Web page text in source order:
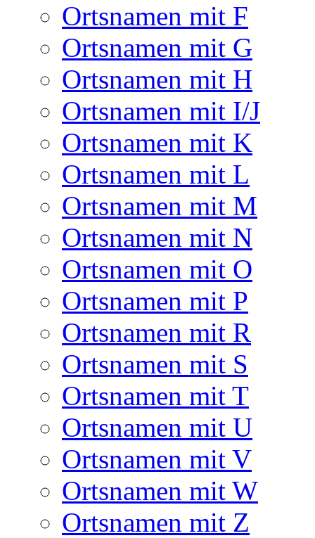
Ortsnamen mit F
Ortsnamen mit G
Ortsnamen mit H
Ortsnamen mit I/J
Ortsnamen mit K
Ortsnamen mit L
Ortsnamen mit M
Ortsnamen mit N
Ortsnamen mit O
Ortsnamen mit P
Ortsnamen mit R
Ortsnamen mit S
Ortsnamen mit T
Ortsnamen mit U
Ortsnamen mit V
Ortsnamen mit W
Ortsnamen mit Z